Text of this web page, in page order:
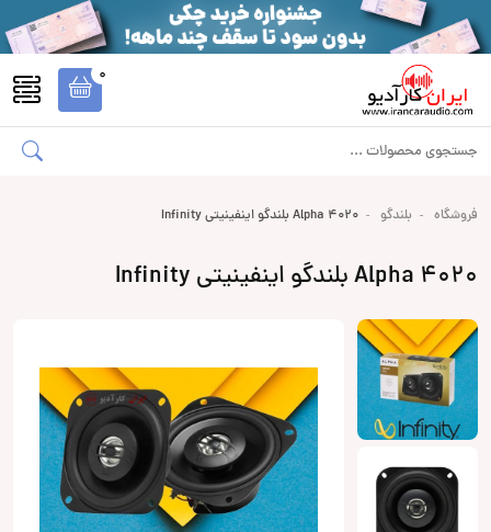
0
فروشگاه بلندگو Alpha 4020 بلندگو اینفینیتی Infinity
Alpha 4020 بلندگو اینفینیتی Infinity